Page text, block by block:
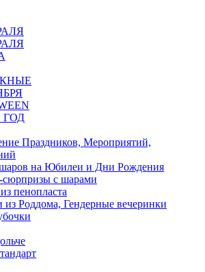
Праздников, Мероприятий,
на Юбилеи и Дни Рождения
сюрпризы с шарами
пенопласта
Роддома, Гендерные вечеринки